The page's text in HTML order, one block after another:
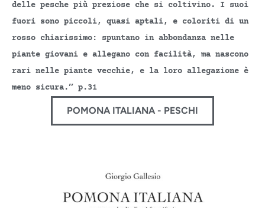
delle pesche più preziose che si coltivino. I suoi
fuori sono piccoli, quasi aptali, e coloriti di un
rosso chiarissimo: spuntano in abbondanza nelle
piante giovani e allegano con facilità, ma nascono
rari nelle piante vecchie, e la loro allegazione è
meno sicura.” p.31
POMONA ITALIANA - PESCHI